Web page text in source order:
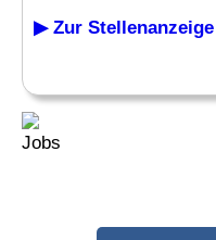
▶ Zur Stellenanzeige